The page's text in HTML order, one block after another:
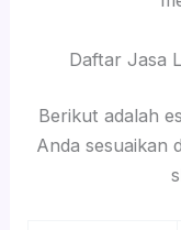
Daftar Jasa
Berikut adalah
Anda sesuaikan